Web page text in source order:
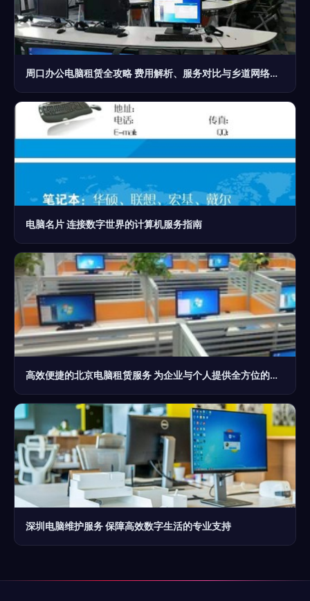
周口办公电脑租赁全攻略 费用解析、服务对比与乡道网络考量
电脑名片 连接数字世界的计算机服务指南
高效便捷的北京电脑租赁服务 为企业与个人提供全方位的计算机解决方案
深圳电脑维护服务 保障高效数字生活的专业支持